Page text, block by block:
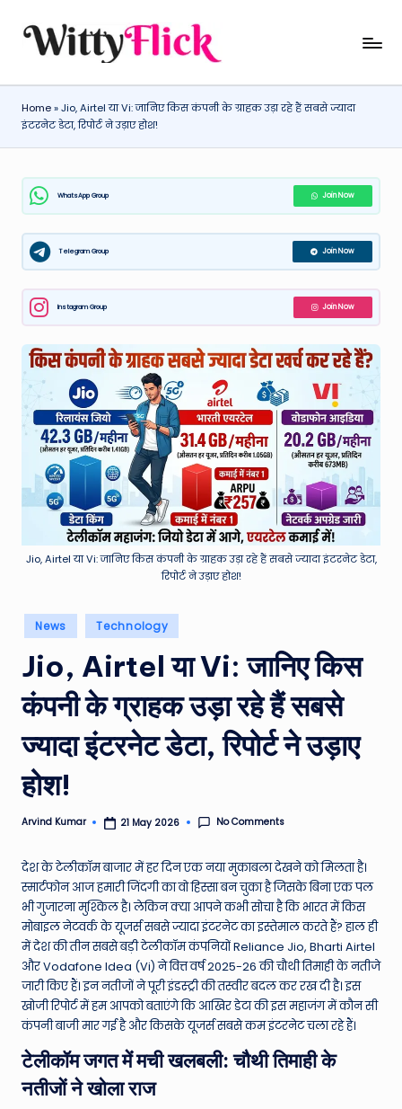
W
it
ty
Fl
ic
k:
L
a
t
e
st
W
e
a
h
,
e
c
h
&
M
o
vi
e
N
e
w
s
A
ro
u
n
d
WittyFlick:
Tech
News
Around
World
Home»Jio, Airtel या Vi: जानिए किस कंपनी के ग्राहक उड़ा रहे हैं सबसे ज्यादा
इंटरनेट डेटा, रिपोर्ट ने उड़ाए होश!
WhatsApp Group Join Now
Telegram Group Join Now
Instagram Group Join Now
Jio, Airtel या Vi: जानिए किस कंपनी के ग्राहक उड़ा रहे हैं सबसे ज्यादा इंटरनेट डेटा,
रिपोर्ट ने उड़ाए होश!
Posted
in
News Technology
Jio, Airtel या Vi: जानिए किस
कंपनी के ग्राहक उड़ा रहे हैं सबसे
ज्यादा इंटरनेट डेटा, रिपोर्ट ने उड़ाए
होश!
Posted
Arvind Kumar 21 May 2026 No Comments
देश के टेलीकॉम बाजार में हर दिन एक नया मुकाबला देखने को मिलता है।
स्मार्टफोन आज हमारी जिंदगी का वो हिस्सा बन चुका है जिसके बिना एक पल
भी गुजारना मुश्किल है। लेकिन क्या आपने कभी सोचा है कि भारत में किस
मोबाइल नेटवर्क के यूजर्स सबसे ज्यादा इंटरनेट का इस्तेमाल करते हैं? हाल ही
में देश की तीन सबसे बड़ी टेलीकॉम कंपनियों Reliance Jio, Bharti Airtel
और Vodafone Idea (Vi) ने वित्त वर्ष 2025-26 की चौथी तिमाही के नतीजे
जारी किए हैं। इन नतीजों ने पूरी इंडस्ट्री की तस्वीर बदल कर रख दी है। इस
खोजी रिपोर्ट में हम आपको बताएंगे कि आखिर डेटा की इस महाजंग में कौन सी
कंपनी बाजी मार गई है और किसके यूजर्स सबसे कम इंटरनेट चला रहे हैं।
टेलीकॉम जगत में मची खलबली: चौथी तिमाही के
नतीजों ने खोला राज